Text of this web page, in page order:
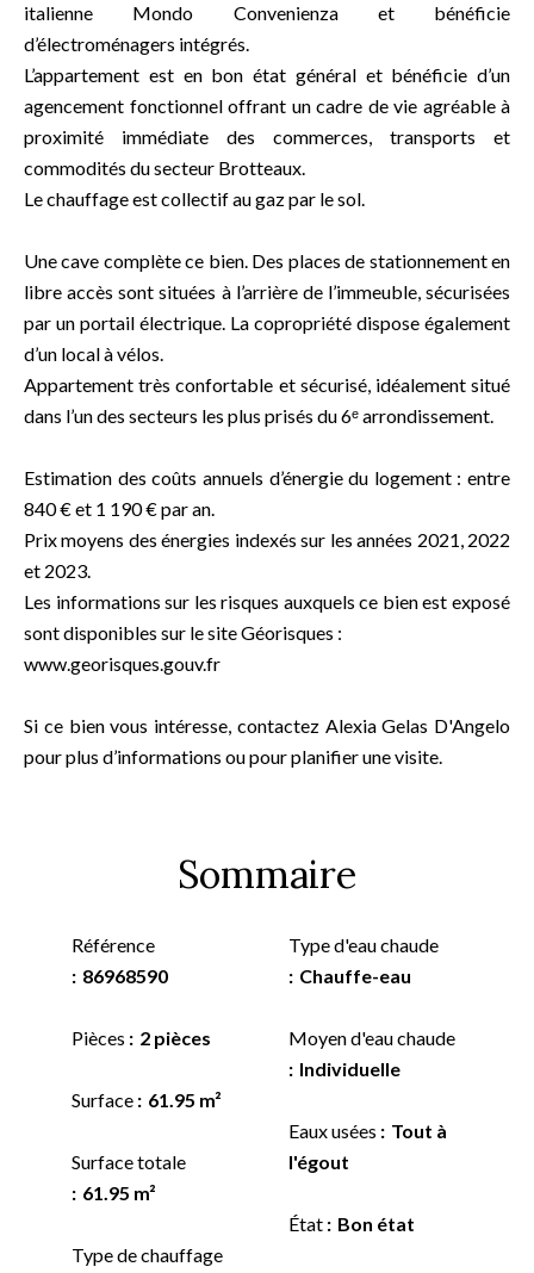
italienne Mondo Convenienza et bénéficie
d’électroménagers intégrés.
L’appartement est en bon état général et bénéficie d’un
agencement fonctionnel offrant un cadre de vie agréable à
proximité immédiate des commerces, transports et
commodités du secteur Brotteaux.
Le chauffage est collectif au gaz par le sol.
Une cave complète ce bien. Des places de stationnement en
libre accès sont situées à l’arrière de l’immeuble, sécurisées
par un portail électrique. La copropriété dispose également
d’un local à vélos.
Appartement très confortable et sécurisé, idéalement situé
dans l’un des secteurs les plus prisés du 6ᵉ arrondissement.
Estimation des coûts annuels d’énergie du logement : entre
840 € et 1 190 € par an.
Prix moyens des énergies indexés sur les années 2021, 2022
et 2023.
Les informations sur les risques auxquels ce bien est exposé
sont disponibles sur le site Géorisques :
www.georisques.gouv.fr
Si ce bien vous intéresse, contactez Alexia Gelas D'Angelo
pour plus d’informations ou pour planifier une visite.
Sommaire
Référence
86968590
Pièces 2 pièces
Surface 61.95 m²
Surface totale
61.95 m²
Type de chauffage
Type d'eau chaude
Chauffe-eau
Moyen d'eau chaude
Individuelle
Eaux usées
Tout à
l'égout
État Bon état